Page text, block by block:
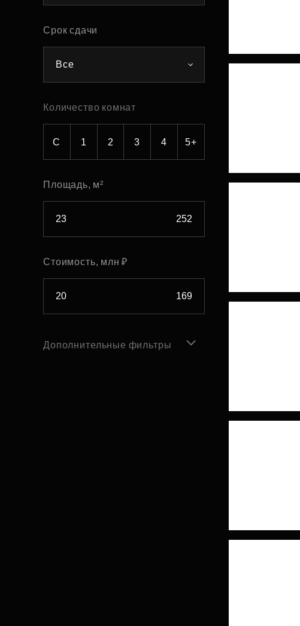
Срок сдачи
Все
Количество комнат
С 1 2 3 4 5+
Площадь, м²
Стоимость, млн ₽
Дополнительные фильтры